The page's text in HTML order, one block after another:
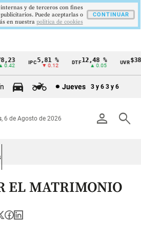
IPC5,81 %
▼ 0.12
DTF12,48 %
▲ 0.05
UVR
Jueves 3 y 6 3 y 6
person search
, 6 de Agosto de 2026
EL MATRIMONIO
y de terceros con fines
Puede aceptarlas o
en nuestra politica de cookies
CONTINUAR